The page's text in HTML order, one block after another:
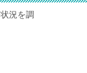
況を調